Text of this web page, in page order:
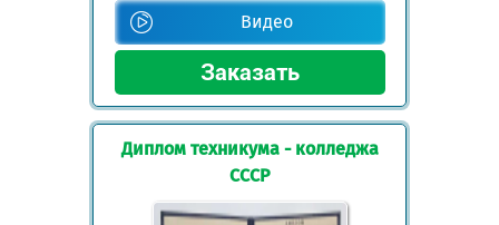
Видео
Диплом техникума - колледжа
СССР